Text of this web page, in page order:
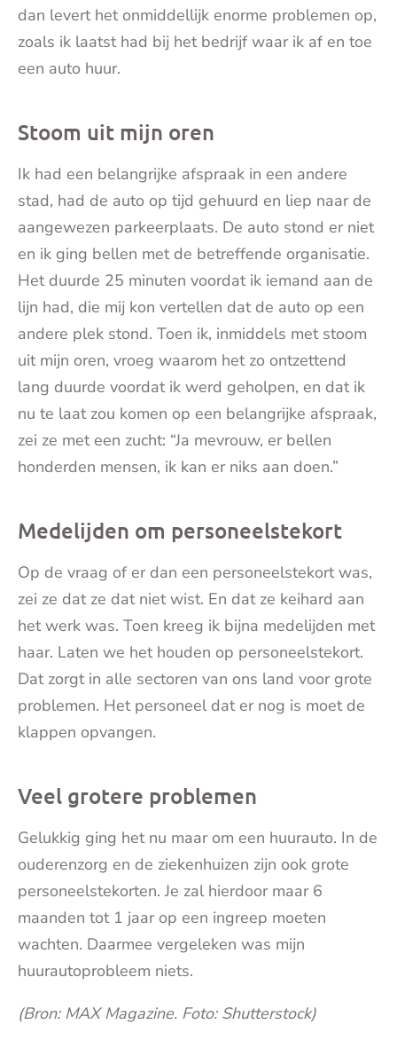
dan levert het onmiddellijk enorme problemen op,
zoals ik laatst had bij het bedrijf waar ik af en toe
een auto huur.
Stoom uit mijn oren
Ik had een belangrijke afspraak in een andere
stad, had de auto op tijd gehuurd en liep naar de
aangewezen parkeerplaats. De auto stond er niet
en ik ging bellen met de betreffende organisatie.
Het duurde 25 minuten voordat ik iemand aan de
lijn had, die mij kon vertellen dat de auto op een
andere plek stond. Toen ik, inmiddels met stoom
uit mijn oren, vroeg waarom het zo ontzettend
lang duurde voordat ik werd geholpen, en dat ik
nu te laat zou komen op een belangrijke afspraak,
zei ze met een zucht: “Ja mevrouw, er bellen
honderden mensen, ik kan er niks aan doen.”
Medelijden om personeelstekort
Op de vraag of er dan een personeelstekort was,
zei ze dat ze dat niet wist. En dat ze keihard aan
het werk was. Toen kreeg ik bijna medelijden met
haar. Laten we het houden op personeelstekort.
Dat zorgt in alle sectoren van ons land voor grote
problemen. Het personeel dat er nog is moet de
klappen opvangen.
Veel grotere problemen
Gelukkig ging het nu maar om een huurauto. In de
ouderenzorg en de ziekenhuizen zijn ook grote
personeelstekorten. Je zal hierdoor maar 6
maanden tot 1 jaar op een ingreep moeten
wachten. Daarmee vergeleken was mijn
huurautoprobleem niets.
(Bron: MAX Magazine. Foto: Shutterstock)